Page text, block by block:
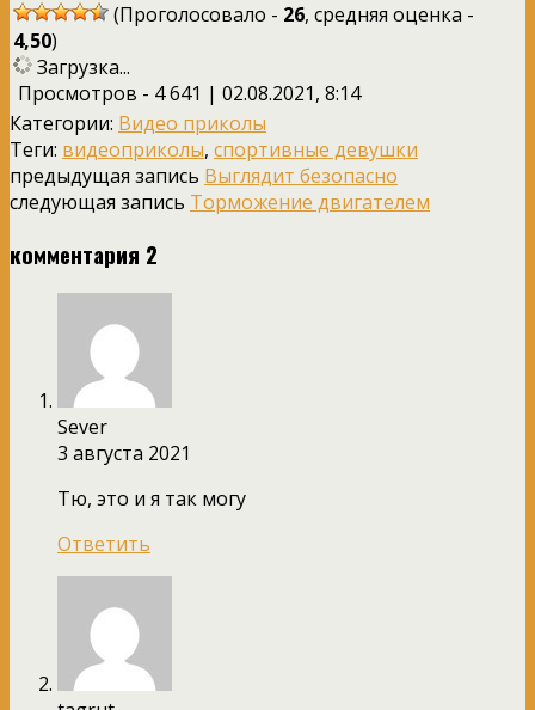
(Проголосовало - 26, средняя оценка -
4,50)
Загрузка...
Просмотров - 4 641 | 02.08.2021, 8:14
Категории: Видео приколы
Теги: видеоприколы, спортивные девушки
предыдущая запись Выглядит безопасно
следующая запись Торможение двигателем
комментария 2
Sever
3 августа 2021
Тю, это и я так могу
Ответить